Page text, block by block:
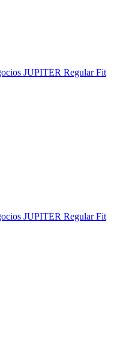
JUPITER Regular Fit
JUPITER Regular Fit